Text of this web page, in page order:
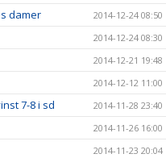
damer 2014-12-24 08:50
2014-12-24 08:30
2014-12-21 19:48
2014-12-12 11:00
7-8 i sd 2014-11-28 23:40
2014-11-26 16:00
2014-11-23 20:04